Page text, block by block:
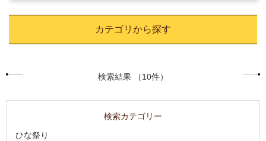
カテゴリから探す
検索結果 （10件）
検索カテゴリー
ひな祭り